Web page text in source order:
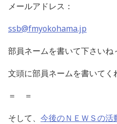
メールアドレス：
ssb@fmyokohama.jp
部員ネームを書いて下さいね
文頭に部員ネームを書いてく
＝ ＝
そして、 今後のＮＥＷＳの活